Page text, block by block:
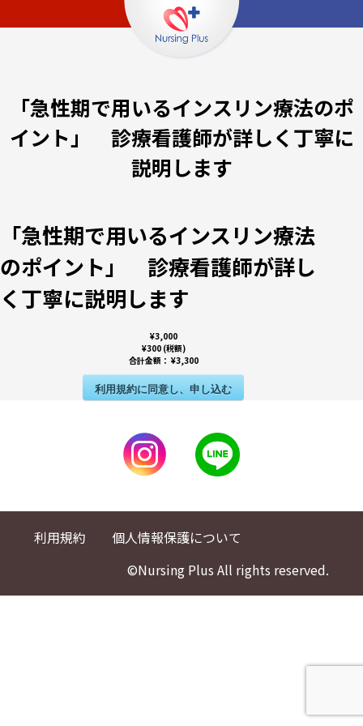
「急性期で用いるインスリン療法のポ
イント」 診療看護師が詳しく丁寧に
説明します
「急性期で用いるインスリン療法
のポイント」 診療看護師が詳し
く丁寧に説明します
¥3,000
¥300 (税額)
合計金額： ¥3,300
利用規約に同意し、申し込む
利用規約
個人情報保護について
©Nursing Plus All rights reserved.